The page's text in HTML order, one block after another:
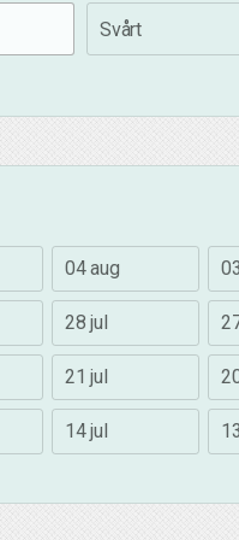
Svårt
04 aug
28 jul
21 jul
14 jul